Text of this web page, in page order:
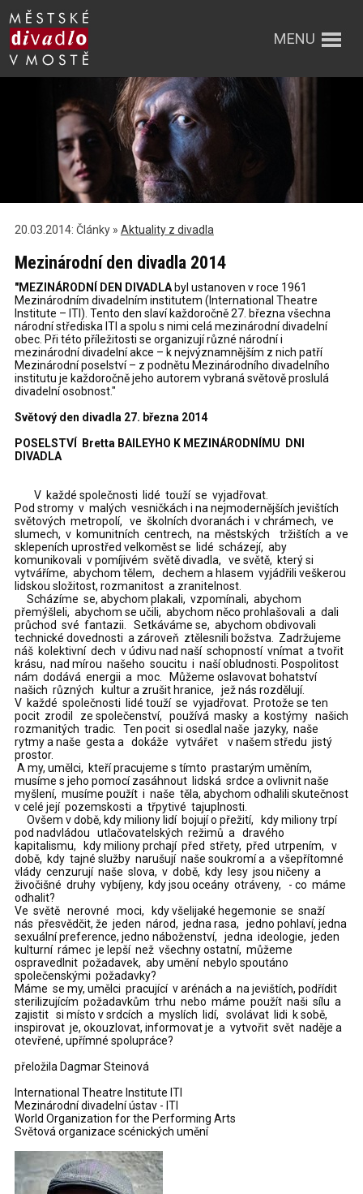
MENU
20.03.2014: Články » Aktuality z divadla
Mezinárodní den divadla 2014
"MEZINÁRODNÍ DEN DIVADLAbyl ustanoven v roce 1961
Mezinárodním divadelním institutem (International Theatre
Institute – ITI). Tento den slaví každoročně 27. března všechna
národní střediska ITI a spolu s nimi celá mezinárodní divadelní
obec. Při této příležitosti se organizují různé národní i
mezinárodní divadelní akce – k nejvýznamnějším z nich patří
Mezinárodní poselství – z podnětu Mezinárodního divadelního
institutu je každoročně jeho autorem vybraná světově proslulá
divadelní osobnost."
Světový den divadla 27. března 2014
POSELSTVÍ Bretta BAILEYHO K MEZINÁRODNÍMU DNI
DIVADLA
V každé společnosti lidé touží se vyjadřovat.
Pod stromy v malých vesničkách i na nejmodernějších jevištích
světových metropolí, ve školních dvoranách i v chrámech, ve
slumech, v komunitních centrech, na městských tržištích a ve
sklepeních uprostřed velkoměst se lidé scházejí, aby
komunikovali v pomíjivém světě divadla, ve světě, který si
vytváříme, abychom tělem, dechem a hlasem vyjádřili veškerou
lidskou složitost, rozmanitost a zranitelnost.
Scházíme se, abychom plakali, vzpomínali, abychom
přemýšleli, abychom se učili, abychom něco prohlašovali a dali
průchod své fantazii. Setkáváme se, abychom obdivovali
technické dovednosti a zároveň ztělesnili božstva. Zadržujeme
náš kolektivní dech v údivu nad naší schopností vnímat a tvořit
krásu, nad mírou našeho soucitu i naší obludnosti. Pospolitost
nám dodává energii a moc. Můžeme oslavovat bohatství
našich různých kultur a zrušit hranice, jež nás rozdělují.
V každé společnosti lidé touží se vyjadřovat. Protože se ten
pocit zrodil ze společenství, používá masky a kostýmy našich
rozmanitých tradic. Ten pocit si osedlal naše jazyky, naše
rytmy a naše gesta a dokáže vytvářet v našem středu jistý
prostor.
A my, umělci, kteří pracujeme s tímto prastarým uměním,
musíme s jeho pomocí zasáhnout lidská srdce a ovlivnit naše
myšlení, musíme použít i naše těla, abychom odhalili skutečnost
v celé její pozemskosti a třpytivé tajuplnosti.
Ovšem v době, kdy miliony lidí bojují o přežití, kdy miliony trpí
pod nadvládou utlačovatelských režimů a dravého
kapitalismu, kdy miliony prchají před střety, před utrpením, v
době, kdy tajné služby narušují naše soukromí a a všepřítomné
vlády cenzurují naše slova, v době, kdy lesy jsou ničeny a
živočišné druhy vybíjeny, kdy jsou oceány otráveny, - co máme
odhalit?
Ve světě nerovné moci, kdy všelijaké hegemonie se snaží
nás přesvědčit, že jeden národ, jedna rasa, jedno pohlaví, jedna
sexuální preference, jedno náboženství, jedna ideologie, jeden
kulturní rámec je lepší než všechny ostatní, můžeme
ospravedlnit požadavek, aby umění nebylo spoutáno
společenskými požadavky?
Máme se my, umělci pracující v arénách a na jevištích, podřídit
sterilizujícím požadavkům trhu nebo máme použít naši sílu a
zajistit si místo v srdcích a myslích lidí, svolávat lidi k sobě,
inspirovat je, okouzlovat, informovat je a vytvořit svět naděje a
otevřené, upřímné spolupráce?
přeložila Dagmar Steinová
International Theatre Institute ITI
Mezinárodní divadelní ústav - ITI
World Organization for the Performing Arts
Světová organizace scénických umění